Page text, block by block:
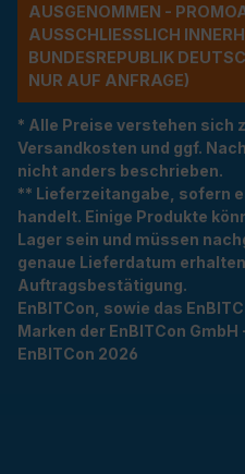
USGENOMMEN -
USSCHLIESSLICH
NDESREPUBLIK
R AUF ANFRAGE)
* Alle Preise verstehen sich
Versandkosten und ggf.
nicht anders beschrieben.
** Lieferzeitangabe, sofern
handelt. Einige Produkte
Lager sein und müssen
genaue Lieferdatum
Auftragsbestätigung.
EnBITCon, sowie das
Marken der EnBITCon
EnBITCon 2026